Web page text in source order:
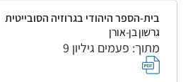
בית-הספר היהודי בגרוזיה הסובייטית
גרשון בן-אורן
מתוך: פעמים גיליון 9